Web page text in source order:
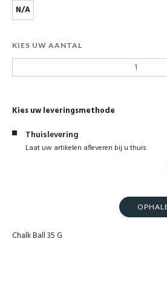
N/A
KIES UW AANTAL
Kies uw leveringsmethode
Thuislevering
Laat uw artikelen afleveren bij u thuis
Chalk Ball 35 G